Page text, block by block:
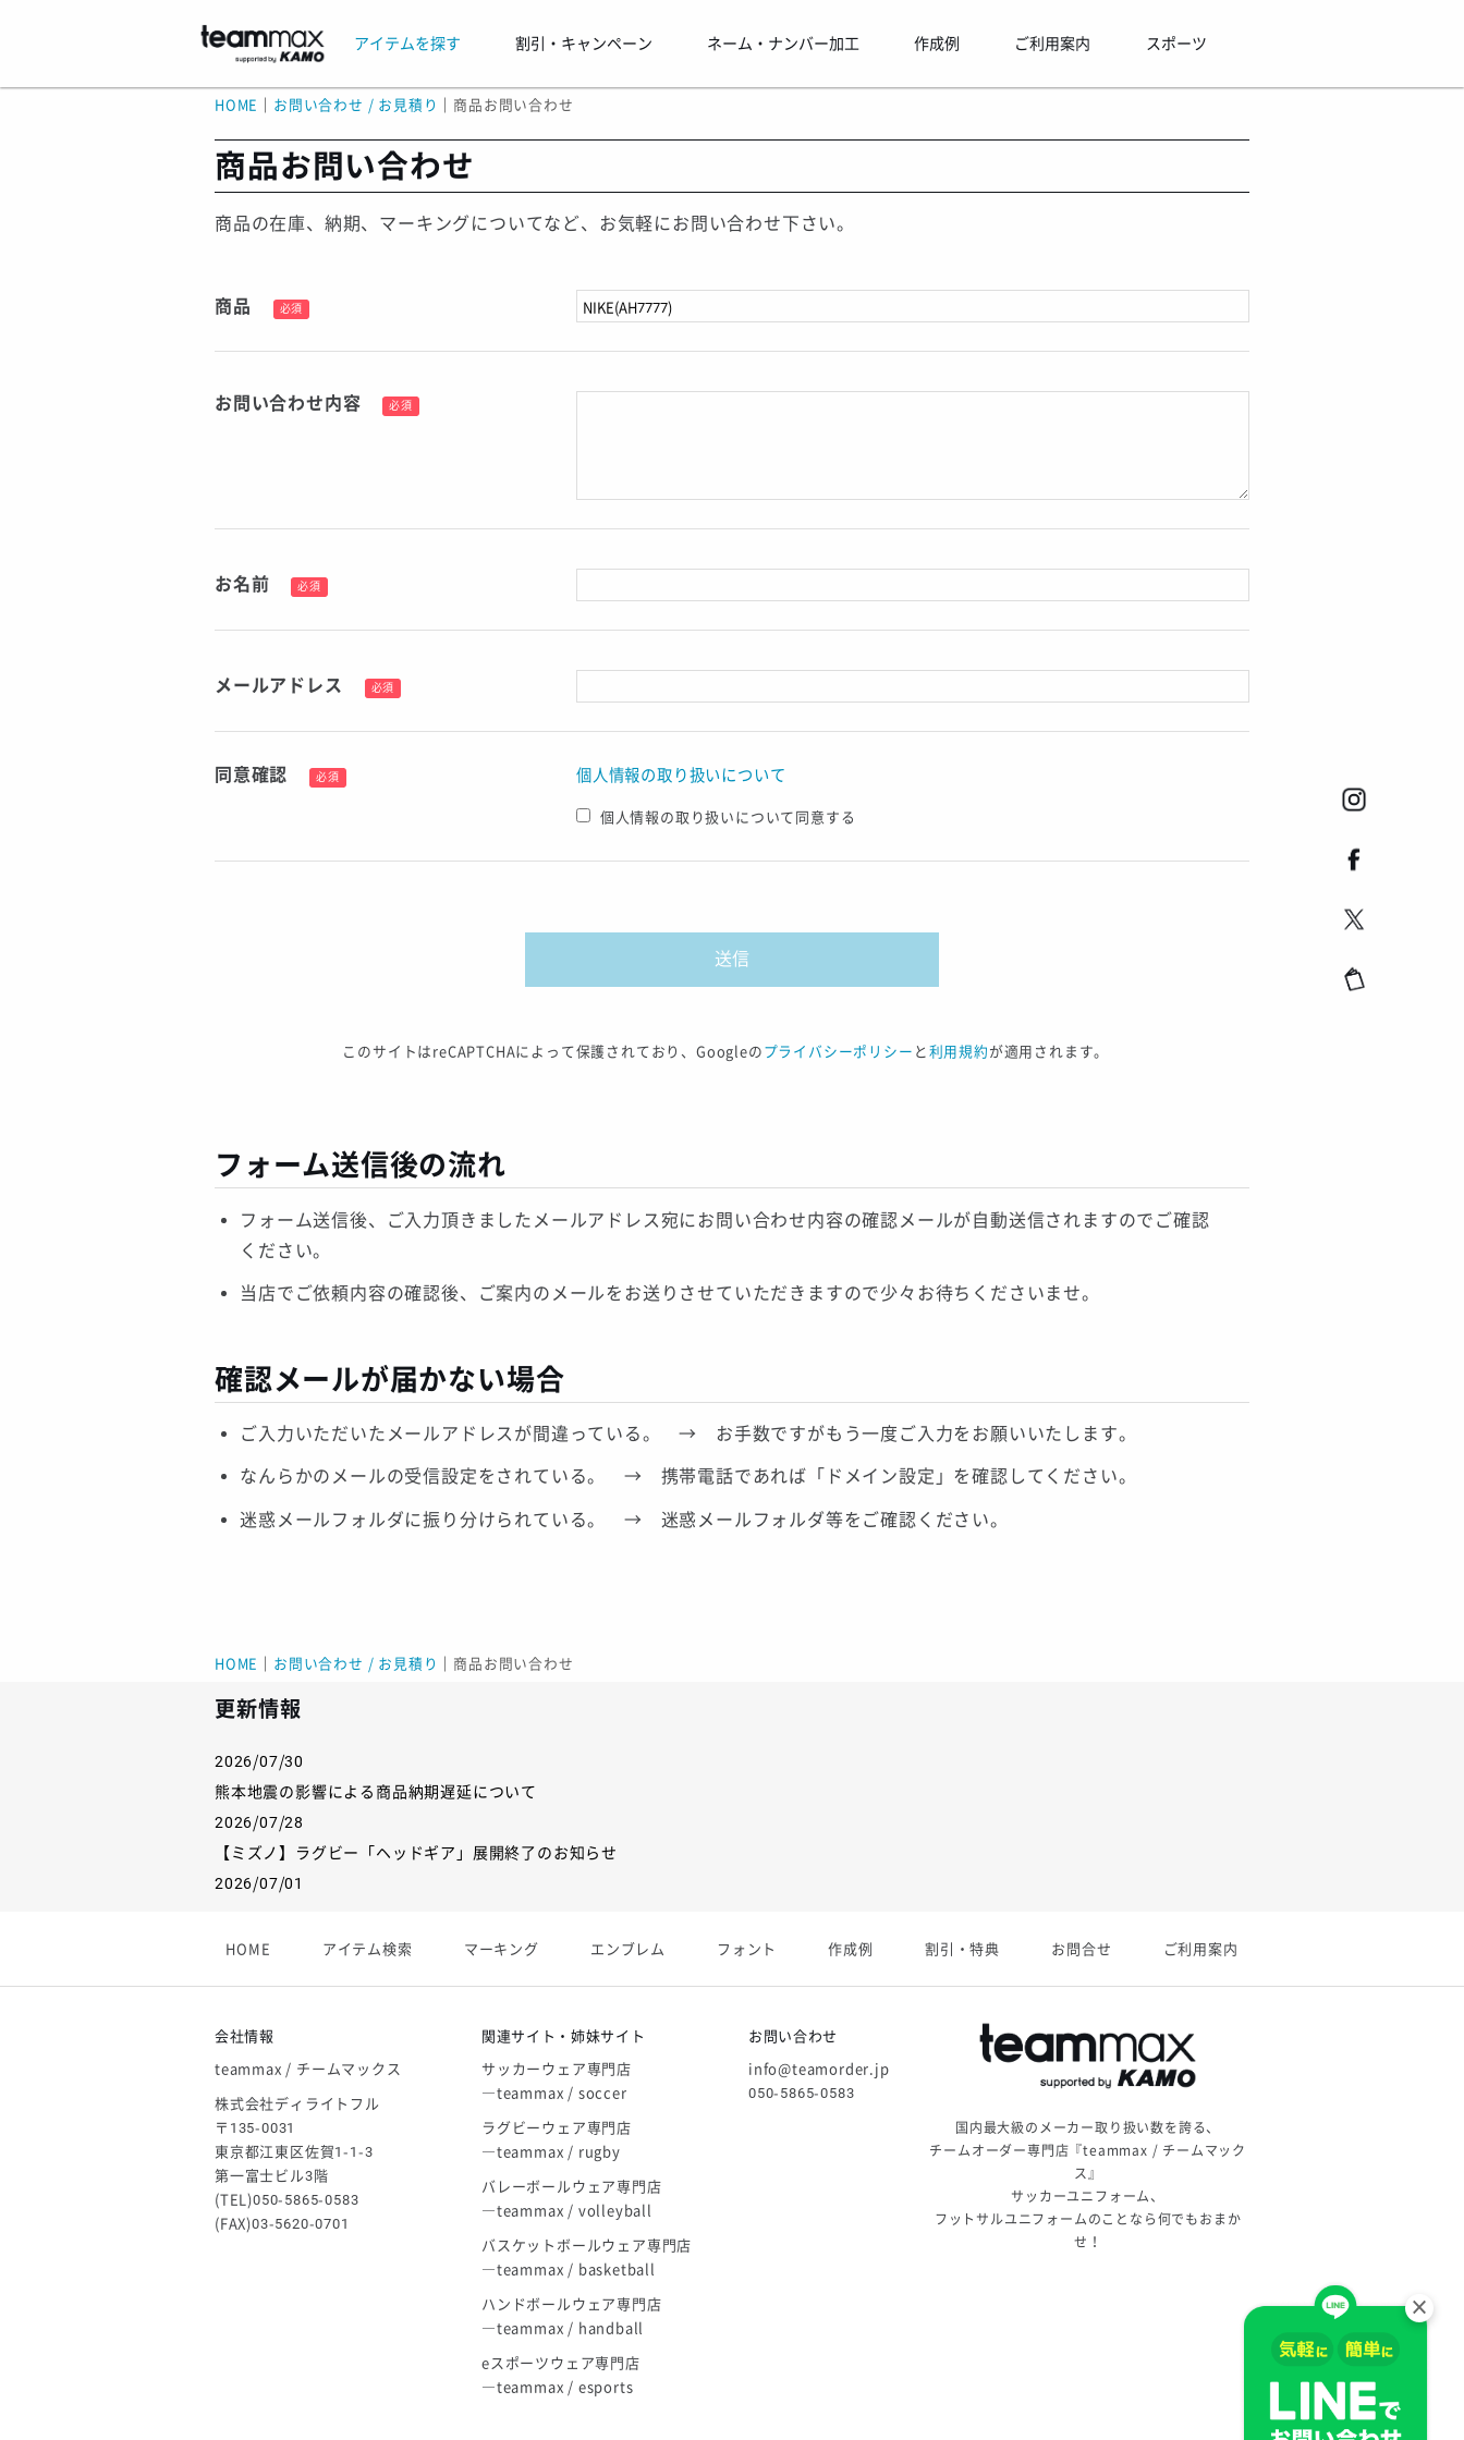
アイテムを探す 割引・キャンペーン ネーム・ナンバー加工 作成例 ご利用案内 スポーツ
HOME お問い合わせ / お見積り 商品お問い合わせ
商品お問い合わせ
商品の在庫、納期、マーキングについてなど、お気軽にお問い合わせ下さい。
商品 必須
お問い合わせ内容 必須
お名前 必須
メールアドレス 必須
同意確認 必須 個人情報の取り扱いについて
個人情報の取り扱いについて同意する
このサイトはreCAPTCHAによって保護されており、Googleの プライバシーポリシー と 利用規約 が適用されます。
フォーム送信後の流れ
フォーム送信後、ご入力頂きましたメールアドレス宛にお問い合わせ内容の確認メールが自動送信されますのでご確認
ください。
当店でご依頼内容の確認後、ご案内のメールをお送りさせていただきますので少々お待ちくださいませ。
確認メールが届かない場合
ご入力いただいたメールアドレスが間違っている。 → お手数ですがもう一度ご入力をお願いいたします。
なんらかのメールの受信設定をされている。 → 携帯電話であれば「ドメイン設定」を確認してください。
迷惑メールフォルダに振り分けられている。 → 迷惑メールフォルダ等をご確認ください。
HOME お問い合わせ / お見積り 商品お問い合わせ
更新情報
2026/07/30
熊本地震の影響による商品納期遅延について
2026/07/28
【ミズノ】ラグビー「ヘッドギア」展開終了のお知らせ
2026/07/01
2026/06/09
ゴールデンウィーク休業のお知らせ
HOME アイテム検索 マーキング エンブレム フォント 作成例 割引・特典 お問合せ ご利用案内
会社情報
teammax / チームマックス
株式会社ディライトフル
〒135-0031
東京都江東区佐賀1-1-3
第一富士ビル3階
(TEL)050-5865-0583
(FAX)03-5620-0701
関連サイト・姉妹サイト
サッカーウェア専門店
―teammax / soccer
ラグビーウェア専門店
―teammax / rugby
バレーボールウェア専門店
―teammax / volleyball
バスケットボールウェア専門店
―teammax / basketball
ハンドボールウェア専門店
―teammax / handball
eスポーツウェア専門店
―teammax / esports
お問い合わせ
info@teamorder.jp
050-5865-0583
国内最大級のメーカー取り扱い数を誇る、
チームオーダー専門店『teammax / チームマック
ス』
サッカーユニフォーム、
フットサルユニフォームのことなら何でもおまか
せ！
×